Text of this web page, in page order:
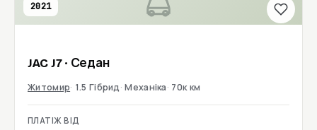
2021
JACJ7· Седан
Житомир 1.5 Гібрид Механіка 70к км
ПЛАТІЖ ВІД